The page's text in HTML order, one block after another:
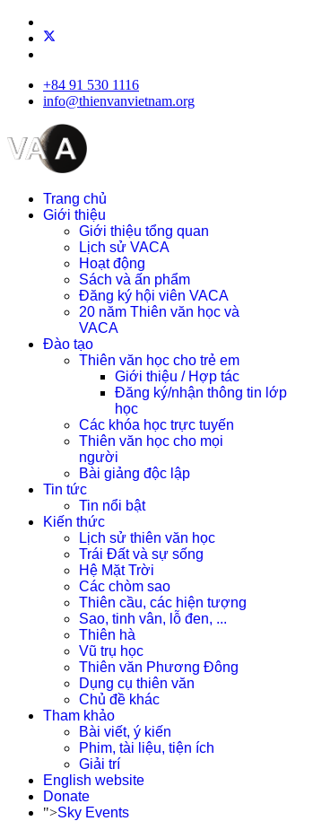
+84 91 530 1116
info@thienvanvietnam.org
Trang chủ
Giới thiệu
Giới thiệu tổng quan
Lịch sử VACA
Hoạt động
Sách và ấn phẩm
Đăng ký hội viên VACA
20 năm Thiên văn học và
VACA
Đào tạo
Thiên văn học cho trẻ em
Giới thiệu / Hợp tác
Đăng ký/nhận thông tin lớp
học
Các khóa học trực tuyến
Thiên văn học cho mọi
người
Bài giảng độc lập
Tin tức
Tin nổi bật
Kiến thức
Lịch sử thiên văn học
Trái Đất và sự sống
Hệ Mặt Trời
Các chòm sao
Thiên cầu, các hiện tượng
Sao, tinh vân, lỗ đen, ...
Thiên hà
Vũ trụ học
Thiên văn Phương Đông
Dụng cụ thiên văn
Chủ đề khác
Tham khảo
Bài viết, ý kiến
Phim, tài liệu, tiện ích
Giải trí
English website
Donate
">Sky Events